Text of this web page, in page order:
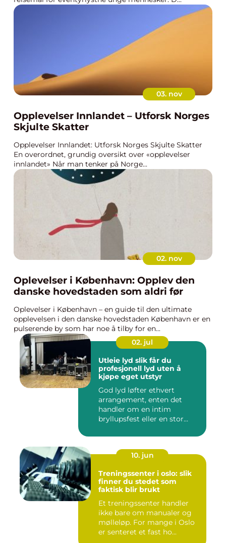
03. nov
Opplevelser Innlandet – Utforsk Norges
Skjulte Skatter
Opplevelser Innlandet: Utforsk Norges Skjulte Skatter
En overordnet, grundig oversikt over «opplevelser
innlandet» Når man tenker på Norge...
02. nov
Oplevelser i København: Opplev den
danske hovedstaden som aldri før
Oplevelser i København – en guide til den ultimate
opplevelsen i den danske hovedstaden København er en
pulserende by som har noe å tilby for en...
02. jul
Utleie lyd slik får du
profesjonell lyd uten å
kjøpe eget utstyr
God lyd løfter ethvert
arrangement, enten det
handler om en intim
bryllupsfest eller en stor
10. jun
Treningssenter i oslo: slik
finner du stedet som
faktisk blir brukt
Et treningssenter handler
ikke bare om manualer og
mølleløp. For mange i Oslo
er senteret et fast ho...